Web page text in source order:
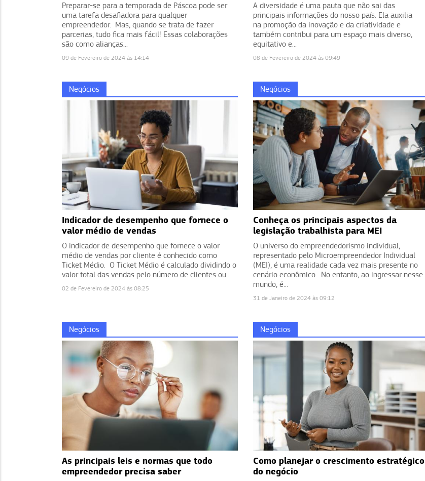
Preparar-se para a temporada de Páscoa pode ser
uma tarefa desafiadora para qualquer
empreendedor. Mas, quando se trata de fazer
parcerias, tudo fica mais fácil! Essas colaborações
são como alianças...
09 de Fevereiro de 2024 às 14:14
A diversidade é uma pauta que não sai das
principais informações do nosso país. Ela auxilia
na promoção da inovação e da criatividade e
também contribui para um espaço mais diverso,
equitativo e...
08 de Fevereiro de 2024 às 09:49
Negócios
Indicador de desempenho que fornece o
valor médio de vendas
O indicador de desempenho que fornece o valor
médio de vendas por cliente é conhecido como
Ticket Médio. O Ticket Médio é calculado dividindo o
valor total das vendas pelo número de clientes ou...
02 de Fevereiro de 2024 às 08:25
Negócios
Conheça os principais aspectos da
legislação trabalhista para MEI
O universo do empreendedorismo individual,
representado pelo Microempreendedor Individual
(MEI), é uma realidade cada vez mais presente no
cenário econômico. No entanto, ao ingressar nesse
mundo, é...
31 de Janeiro de 2024 às 09:12
Negócios
As principais leis e normas que todo
empreendedor precisa saber
Negócios
Como planejar o crescimento estratégico
do negócio